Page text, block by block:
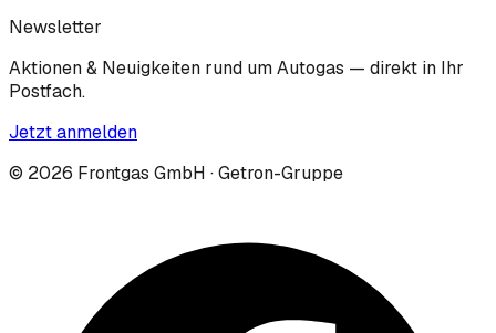
Newsletter
Aktionen & Neuigkeiten rund um Autogas — direkt in Ihr
Postfach.
Jetzt anmelden
© 2026 Frontgas GmbH · Getron-Gruppe